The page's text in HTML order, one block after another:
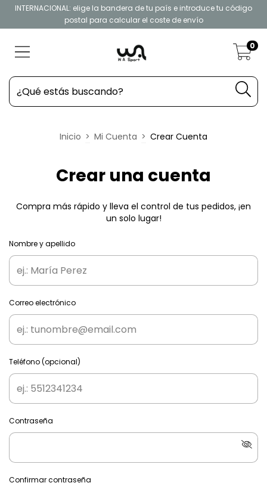
INTERNACIONAL: elige la bandera de tu país e introduce tu código
postal para calcular el coste de envío
0
Inicio > Mi Cuenta > Crear Cuenta
Crear una cuenta
Compra más rápido y lleva el control de tus pedidos, ¡en
un solo lugar!
Nombre y apellido
Correo electrónico
Teléfono (opcional)
Contraseña
Confirmar contraseña